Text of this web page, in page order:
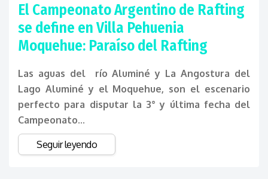
El Campeonato Argentino de Rafting
se define en Villa Pehuenia
Moquehue: Paraíso del Rafting
Las aguas del río Aluminé y La Angostura del
Lago Aluminé y el Moquehue, son el escenario
perfecto para disputar la 3° y última fecha del
Campeonato...
Seguir leyendo